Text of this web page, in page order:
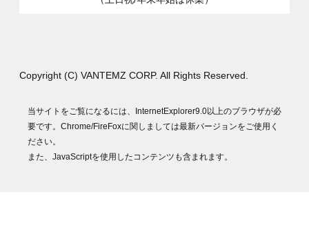
Copyright (C) VANTEMZ CORP. All Rights Reserved.
当サイトをご覧になるには、InternetExplorer9.0以上のブラウザが必
要です。Chrome/FireFoxに関しましては最新バージョンをご使用く
ださい。
また、JavaScriptを使用したコンテンツも含まれます。